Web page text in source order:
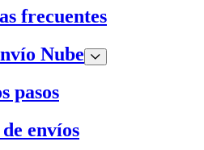
frecuentes
Nube
pasos
envíos